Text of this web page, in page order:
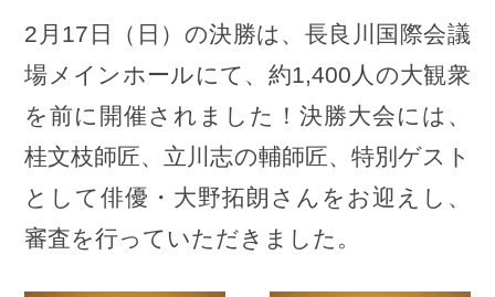
2月17日（日）の決勝は、長良川国際会議
場メインホールにて、約1,400人の大観衆
を前に開催されました！決勝大会には、
桂文枝師匠、立川志の輔師匠、特別ゲスト
として俳優・大野拓朗さんをお迎えし、
審査を行っていただきました。